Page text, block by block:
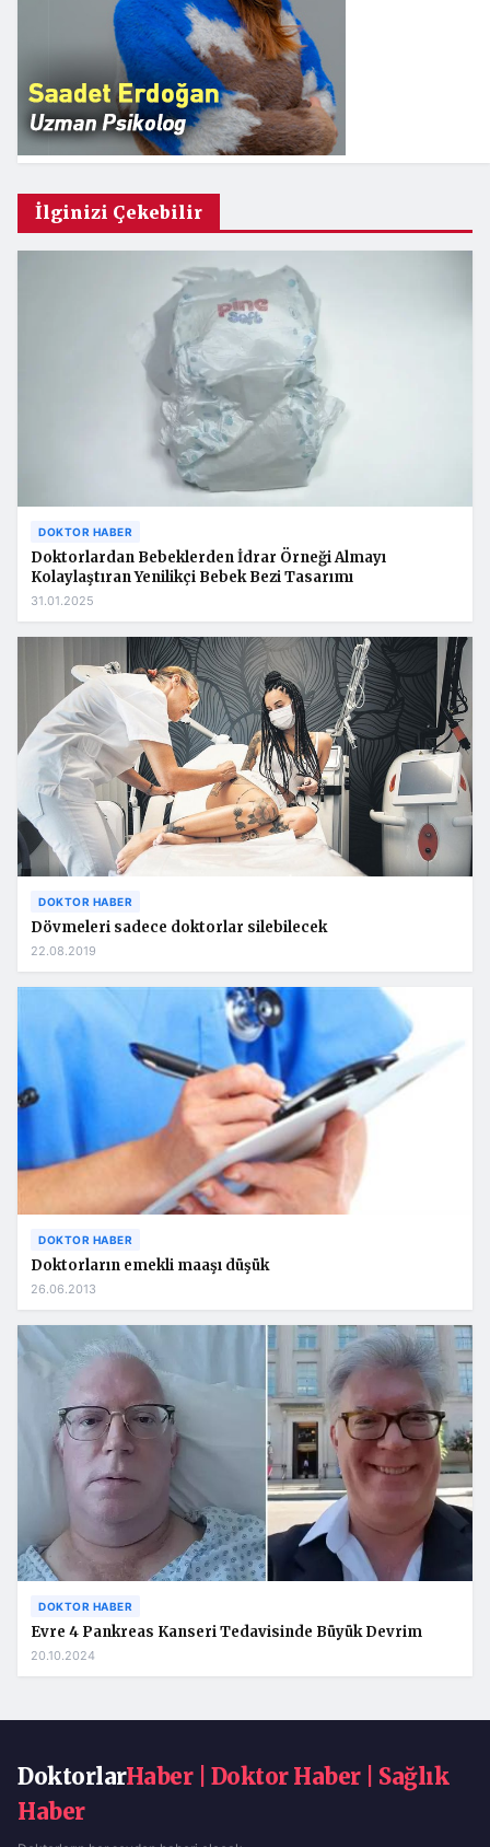
İlginizi Çekebilir
DOKTOR HABER
Doktorlardan Bebeklerden İdrar Örneği Almayı
Kolaylaştıran Yenilikçi Bebek Bezi Tasarımı
31.01.2025
DOKTOR HABER
Dövmeleri sadece doktorlar silebilecek
22.08.2019
DOKTOR HABER
Doktorların emekli maaşı düşük
26.06.2013
DOKTOR HABER
Evre 4 Pankreas Kanseri Tedavisinde Büyük Devrim
20.10.2024
DoktorlarHaber | Doktor Haber | Sağlık
Haber